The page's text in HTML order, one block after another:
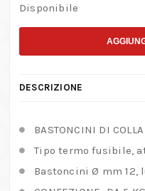
Disponibile
DESCRIZIONE
BASTONCINI DI
Tipo termo fusibile,
Bastoncini Ø mm 12,